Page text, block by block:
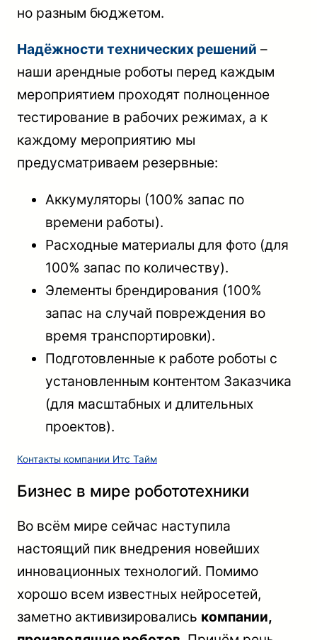
но разным бюджетом.
Надёжности технических решений –
наши арендные роботы перед каждым
мероприятием проходят полноценное
тестирование в рабочих режимах, а к
каждому мероприятию мы
предусматриваем резервные:
Аккумуляторы (100% запас по
времени работы).
Расходные материалы для фото (для
100% запас по количеству).
Элементы брендирования (100%
запас на случай повреждения во
время транспортировки).
Подготовленные к работе роботы с
установленным контентом Заказчика
(для масштабных и длительных
проектов).
Контакты компании Итс Тайм
Бизнес в мире робототехники
Во всём мире сейчас наступила
настоящий пик внедрения новейших
инновационных технологий. Помимо
хорошо всем известных нейросетей,
заметно активизировались компании,